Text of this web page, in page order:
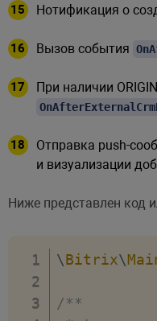
Нотификация о
Вызов события
При наличии
Отправка push-
и визуализации
Ниже представлен код
\Bitrix\
/**